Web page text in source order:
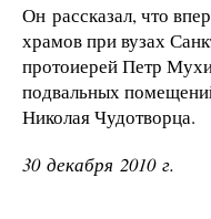
Он рассказал, что
храмов при вузах
протоиерей Петр
подвальных
Николая Чудотворца.
30 декабря 2010 г.